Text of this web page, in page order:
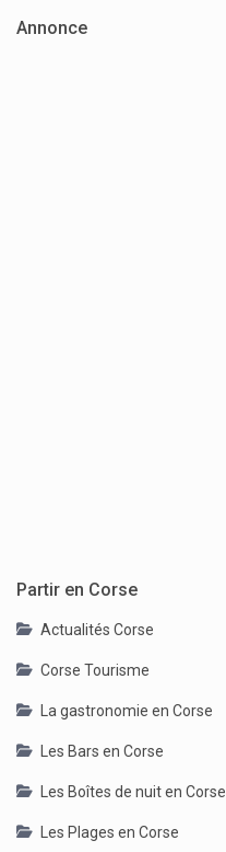
Annonce
Partir en Corse
Actualités Corse
Corse Tourisme
La gastronomie en Corse
Les Bars en Corse
Les Boîtes de nuit en Corse
Les Plages en Corse